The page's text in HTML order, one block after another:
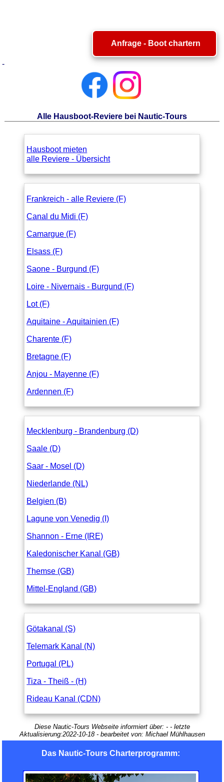
Anfrage - Boot chartern
-
Alle Hausboot-Reviere bei Nautic-Tours
Hausboot mieten
alle Reviere - Übersicht
Frankreich - alle Reviere (F)
Canal du Midi (F)
Camargue (F)
Elsass (F)
Saone - Burgund (F)
Loire - Nivernais - Burgund (F)
Lot (F)
Aquitaine - Aquitainien (F)
Charente (F)
Bretagne (F)
Anjou - Mayenne (F)
Ardennen (F)
Mecklenburg - Brandenburg (D)
Saale (D)
Saar - Mosel (D)
Niederlande (NL)
Belgien (B)
Lagune von Venedig (I)
Shannon - Erne (IRE)
Kaledonischer Kanal (GB)
Themse (GB)
Mittel-England (GB)
Götakanal (S)
Telemark Kanal (N)
Portugal (PL)
Tiza - Theiß - (H)
Rideau Kanal (CDN)
Diese Nautic-Tours Webseite informiert über: -- letzte
Aktualisierung:2022-10-18- bearbeitet von: Michael Mühlhausen
Das Nautic-Tours Charterprogramm: